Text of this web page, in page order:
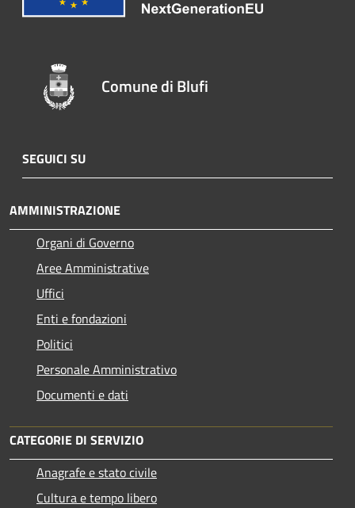
Comune di Blufi
SEGUICI SU
AMMINISTRAZIONE
Organi di Governo
Aree Amministrative
Uffici
Enti e fondazioni
Politici
Personale Amministrativo
Documenti e dati
CATEGORIE DI SERVIZIO
Anagrafe e stato civile
Cultura e tempo libero